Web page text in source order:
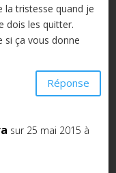
la tristesse quand je
dois les quitter.
si ça vous donne
Réponse
sur 25 mai 2015 à